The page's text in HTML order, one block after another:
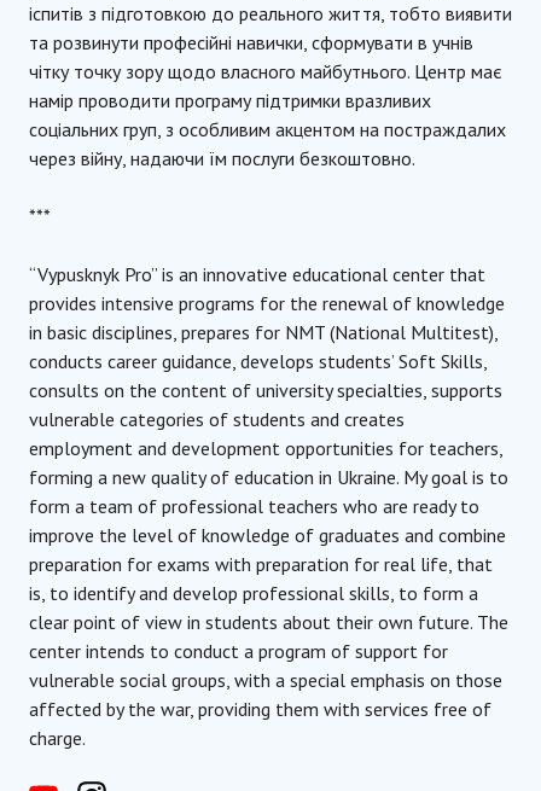
іспитів з підготовкою до реального життя, тобто виявити
та розвинути професійні навички, сформувати в учнів
чітку точку зору щодо власного майбутнього. Центр має
намір проводити програму підтримки вразливих
соціальних груп, з особливим акцентом на постраждалих
через війну, надаючи їм послуги безкоштовно.
***
“Vypusknyk Pro” is an innovative educational center that
provides intensive programs for the renewal of knowledge
in basic disciplines, prepares for NMT (National Multitest),
conducts career guidance, develops students’ Soft Skills,
consults on the content of university specialties, supports
vulnerable categories of students and creates
employment and development opportunities for teachers,
forming a new quality of education in Ukraine. My goal is to
form a team of professional teachers who are ready to
improve the level of knowledge of graduates and combine
preparation for exams with preparation for real life, that
is, to identify and develop professional skills, to form a
clear point of view in students about their own future. The
center intends to conduct a program of support for
vulnerable social groups, with a special emphasis on those
affected by the war, providing them with services free of
charge.